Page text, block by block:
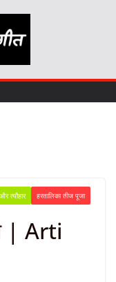
त्यौहार हरतालिका तीज पूजा
| Arti